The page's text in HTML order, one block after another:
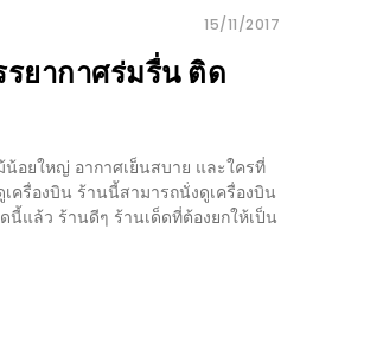
15/11/2017
ยากาศร่มรื่น ติด
อยใหญ่ อากาศเย็นสบาย และใครที่
ครื่องบิน ร้านนี้สามารถนั่งดูเครื่องบิน
นี้แล้ว ร้านดีๆ ร้านเด็ดที่ต้องยกให้เป็น